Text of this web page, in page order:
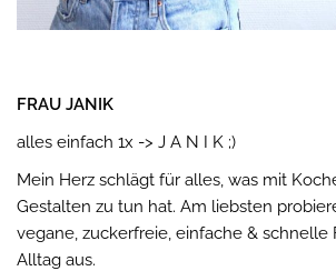
FRAU JANIK
alles einfach 1x -> J A N I K ;)
Mein Herz schlägt für alles, was mit
Gestalten zu tun hat. Am liebsten
vegane, zuckerfreie, einfache & schnelle
Alltag aus.